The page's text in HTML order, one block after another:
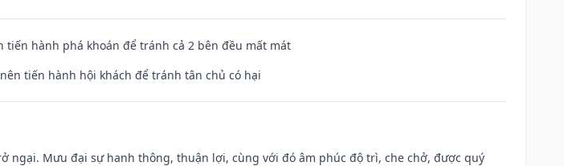
tiến hành phá khoán để tránh cả 2 bên đều mất mát
tiến hành hội khách để tránh tân chủ có hại
ngại. Mưu đại sự hanh thông, thuận lợi, cùng với đó âm phúc độ trì, che chở, được quý